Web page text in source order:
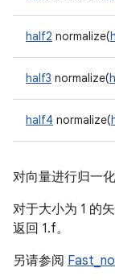
half2 normalize(
half3 normalize(
half4 normalize(
对向量进行归一化
对于大小为 1 的
返回 1.f。
另请参阅